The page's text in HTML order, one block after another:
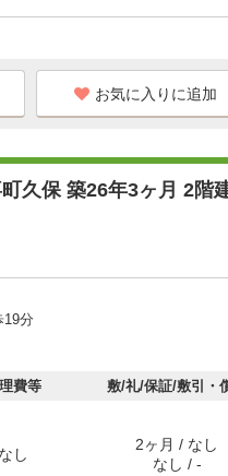
お気に入りに追加
久保 築26年3ヶ月 2階
19分
費等 敷/礼/保証/敷引・
なし
2ヶ月 / なし
なし / -